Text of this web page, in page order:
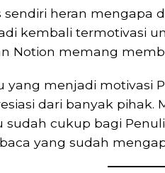
sendiri heran mengapa
kembali termotivasi
Notion memang
yang menjadi motivasi
dari banyak
sudah cukup bagi
yang sudah